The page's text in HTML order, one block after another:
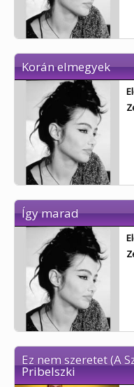
Korán elmegyek
Így marad
Ez nem szeretet (A
Pribelszki